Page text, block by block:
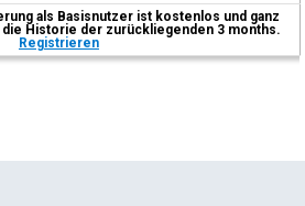
als Basisnutzer ist kostenlos und ganz
die Historie der zurückliegenden 3 months.
Registrieren